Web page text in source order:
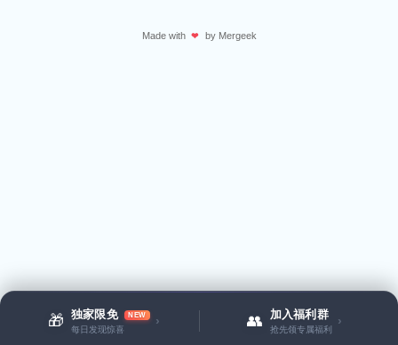
🎁 独家限免 NEW
每日发现惊喜
› 👥 加入福利群
抢先领专属福利
›
Made with ❤ by Mergeek